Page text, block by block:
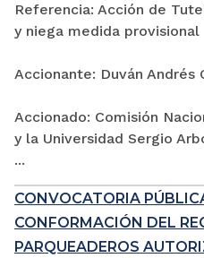
Referencia: Acción de
y niega medida provisional
Accionante: Duván Andrés
Accionado: Comisión
y la Universidad Sergio
...
CONVOCATORIA
CONFORMACIÓN DEL
PARQUEADEROS